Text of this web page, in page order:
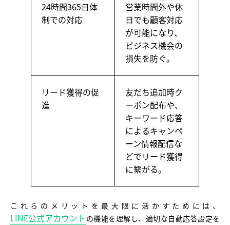
24時間365日体
制での対応
営業時間外や休
日でも顧客対応
が可能になり、
ビジネス機会の
損失を防ぐ。
リード獲得の促
進
友だち追加時ク
ーポン配布や、
キーワード応答
によるキャンペ
ーン情報配信な
どでリード獲得
に繋がる。
これらのメリットを最大限に活かすためには、
LINE公式アカウント の機能を理解し、適切な自動応答設定を